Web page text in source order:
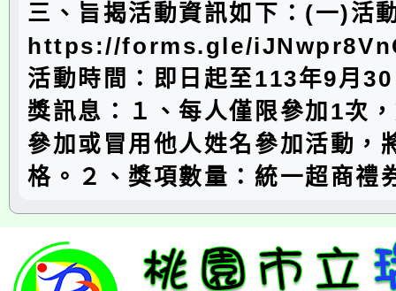
三、旨揭活動資訊如下：(一)活
https://forms.gle/
活動時間：即日起至113年9月
獎訊息：１、每人僅限參加1次
參加或冒用他人姓名參加活動，
格。２、獎項數量：統一超商禮